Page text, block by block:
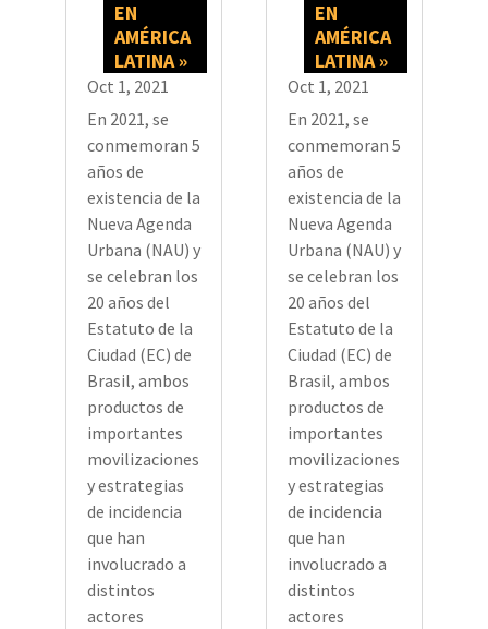
EN
AMÉRICA
LATINA »
Oct 1, 2021
En 2021, se
conmemoran 5
años de
existencia de la
Nueva Agenda
Urbana (NAU) y
se celebran los
20 años del
Estatuto de la
Ciudad (EC) de
Brasil, ambos
productos de
importantes
movilizaciones
y estrategias
de incidencia
que han
involucrado a
distintos
actores
EN
AMÉRICA
LATINA »
Oct 1, 2021
En 2021, se
conmemoran 5
años de
existencia de la
Nueva Agenda
Urbana (NAU) y
se celebran los
20 años del
Estatuto de la
Ciudad (EC) de
Brasil, ambos
productos de
importantes
movilizaciones
y estrategias
de incidencia
que han
involucrado a
distintos
actores